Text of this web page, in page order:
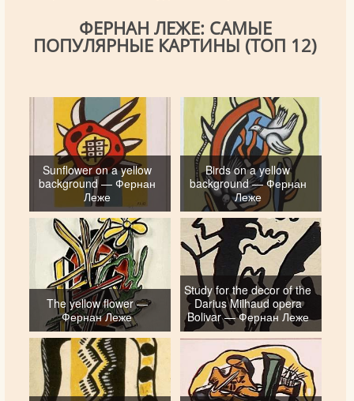
ФЕРНАН ЛЕЖЕ: САМЫЕ
ПОПУЛЯРНЫЕ КАРТИНЫ (ТОП 12)
Sunflower on a yellow
background — Фернан
Леже
Birds on a yellow
background — Фернан
Леже
The yellow flower —
Фернан Леже
Study for the decor of the
Darius Milhaud opera
Bolivar — Фернан Леже